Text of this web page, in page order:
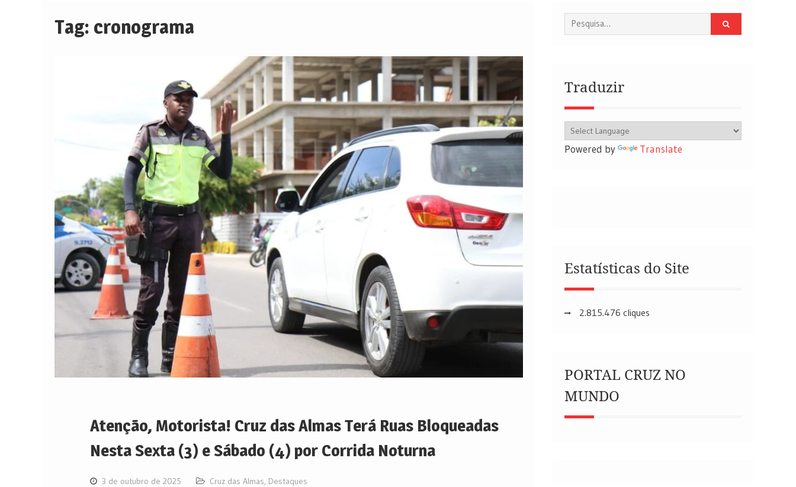
Tag: cronograma
Atenção, Motorista! Cruz das Almas Terá Ruas Bloqueadas
Nesta Sexta (3) e Sábado (4) por Corrida Noturna
3 de outubro de 2025 Cruz das Almas, Destaques
Procurar
por:
Traduzir
Powered by Translate
Estatísticas do Site
2.815.476 cliques
PORTAL CRUZ NO
MUNDO